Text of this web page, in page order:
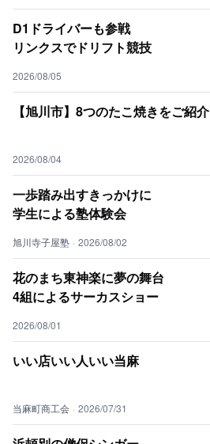
D1ドライバーも参戦
リンクスでドリフト競技
2026/08/05
【旭川市】8つのたこ焼きをご紹介
2026/08/04
一歩踏み出すきっかけに
学生による塾体験会
旭川寺子屋塾 · 2026/08/02
花のまち東神楽に夢の舞台
4組によるサーカスショー
2026/08/01
いい店いい人いい当麻
当麻町商工会 · 2026/07/31